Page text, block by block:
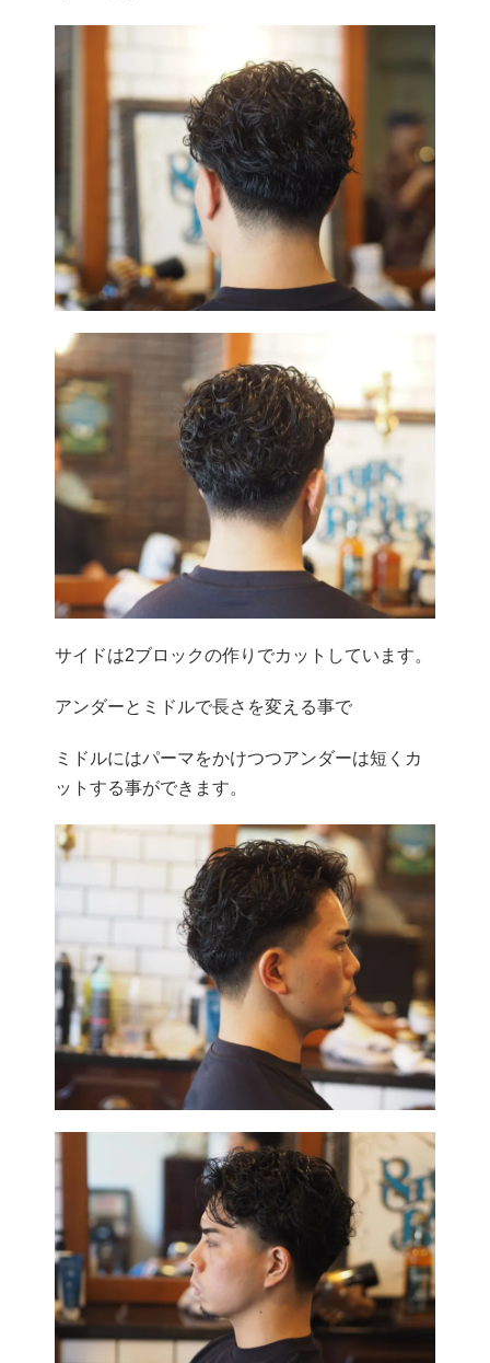
サイドは2ブロックの作りでカットしています。
アンダーとミドルで長さを変える事で
ミドルにはパーマをかけつつアンダーは短くカ
ットする事ができます。